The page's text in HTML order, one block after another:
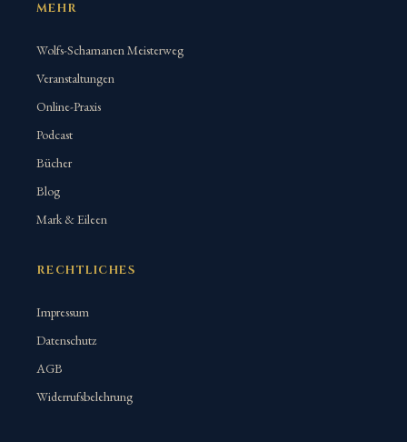
MEHR
Wolfs-Schamanen Meisterweg
Veranstaltungen
Online-Praxis
Podcast
Bücher
Blog
Mark & Eileen
RECHTLICHES
Impressum
Datenschutz
AGB
Widerrufsbelehrung